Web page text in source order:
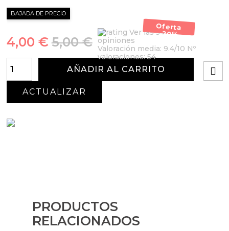
BAJADA DE PRECIO
Oferta
-20%
5,00 €
4,00 €
Ver las 54
opiniones
Valoración media: 9.4/10 Nº
valoraciones:54
AÑADIR AL CARRITO
PRODUCTOS
RELACIONADOS